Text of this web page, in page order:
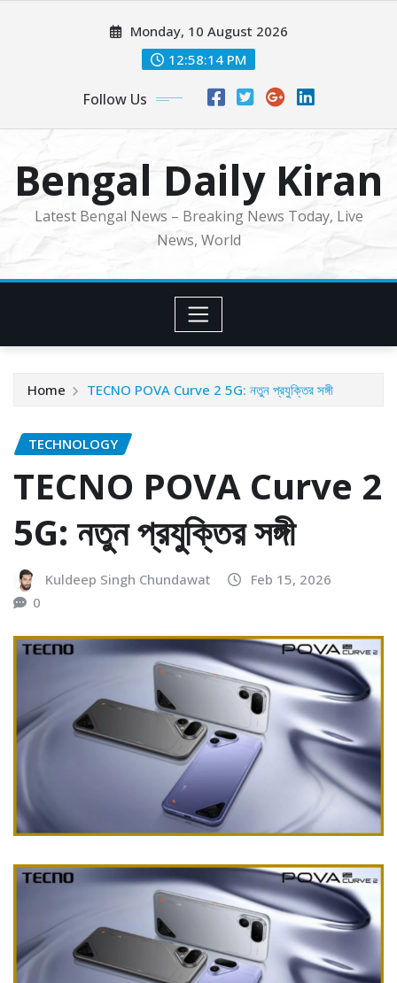
Monday, 10 August 2026
12:58:16 PM
Follow Us
Bengal Daily Kiran
Latest Bengal News – Breaking News Today, Live
News, World
Home TECNO POVA Curve 2 5G: নতুন প্রযুক্তির সঙ্গী
TECHNOLOGY
TECNO POVA Curve 2
5G: নতুন প্রযুক্তির সঙ্গী
Kuldeep Singh Chundawat
Feb 15, 2026
0